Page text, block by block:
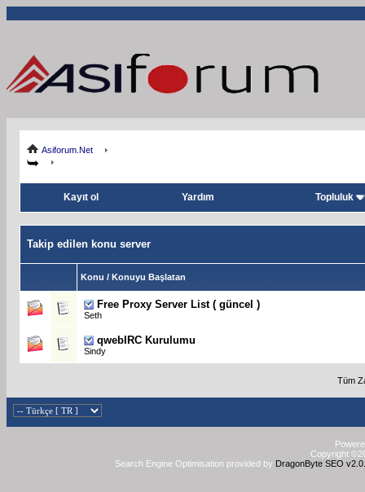
Asiforum.Net
Kayıt ol Yardım Topluluk
Takip edilen konu server
Konu / Konuyu Başlatan
Free Proxy Server List ( güncel )
Seth
qwebIRC Kurulumu
Sindy
Tüm
Copyright
Search Engine Optimisation provided by DragonByte SEO